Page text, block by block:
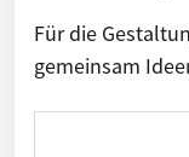
Für die
gemeinsam